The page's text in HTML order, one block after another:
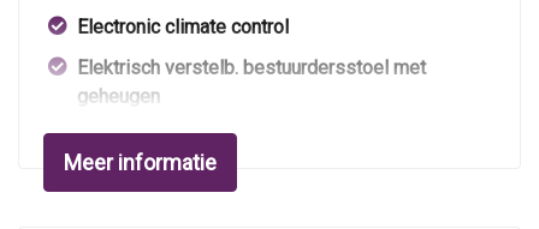
Electronic climate control
Elektrisch verstelb. bestuurdersstoel met
geheugen
Elektrisch verstelbare passagiersstoel
Elektrisch verstelbare stoel(en) met geheugen
Meer informatie